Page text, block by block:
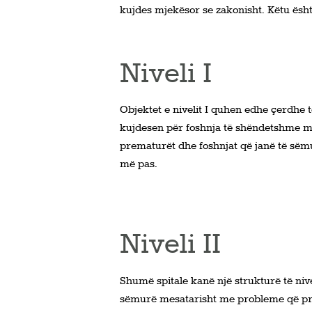
kujdes mjekësor se zakonisht. Këtu
Niveli I
Objektet e nivelit I quhen edhe
kujdesen për foshnja të shëndetshme
prematurët dhe foshnjat që janë të
më pas.
Niveli II
Shumë spitale kanë një strukturë të
sëmurë mesatarisht me probleme që